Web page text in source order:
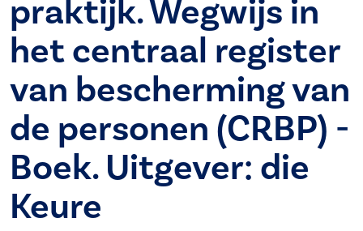
praktijk. Wegwijs in
het centraal register
van bescherming van
de personen (CRBP) -
Boek. Uitgever: die
Keure